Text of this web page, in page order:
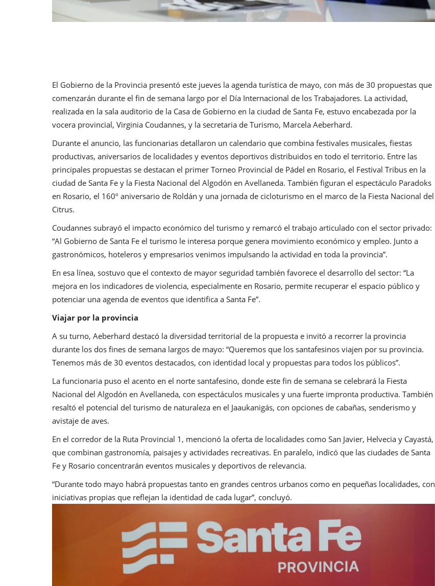
El Gobierno de la Provincia presentó este jueves la agenda turística de mayo, con más de 30 propuestas que
comenzarán durante el fin de semana largo por el Día Internacional de los Trabajadores. La actividad,
realizada en la sala auditorio de la Casa de Gobierno en la ciudad de Santa Fe, estuvo encabezada por la
vocera provincial, Virginia Coudannes, y la secretaria de Turismo, Marcela Aeberhard.
Durante el anuncio, las funcionarias detallaron un calendario que combina festivales musicales, fiestas
productivas, aniversarios de localidades y eventos deportivos distribuidos en todo el territorio. Entre las
principales propuestas se destacan el primer Torneo Provincial de Pádel en Rosario, el Festival Tribus en la
ciudad de Santa Fe y la Fiesta Nacional del Algodón en Avellaneda. También figuran el espectáculo Paradoks
en Rosario, el 160º aniversario de Roldán y una jornada de cicloturismo en el marco de la Fiesta Nacional del
Citrus.
Coudannes subrayó el impacto económico del turismo y remarcó el trabajo articulado con el sector privado:
“Al Gobierno de Santa Fe el turismo le interesa porque genera movimiento económico y empleo. Junto a
gastronómicos, hoteleros y empresarios venimos impulsando la actividad en toda la provincia”.
En esa línea, sostuvo que el contexto de mayor seguridad también favorece el desarrollo del sector: “La
mejora en los indicadores de violencia, especialmente en Rosario, permite recuperar el espacio público y
potenciar una agenda de eventos que identifica a Santa Fe”.
Viajar por la provincia
A su turno, Aeberhard destacó la diversidad territorial de la propuesta e invitó a recorrer la provincia
durante los dos fines de semana largos de mayo: “Queremos que los santafesinos viajen por su provincia.
Tenemos más de 30 eventos destacados, con identidad local y propuestas para todos los públicos”.
La funcionaria puso el acento en el norte santafesino, donde este fin de semana se celebrará la Fiesta
Nacional del Algodón en Avellaneda, con espectáculos musicales y una fuerte impronta productiva. También
resaltó el potencial del turismo de naturaleza en el Jaaukanigás, con opciones de cabañas, senderismo y
avistaje de aves.
En el corredor de la Ruta Provincial 1, mencionó la oferta de localidades como San Javier, Helvecia y Cayastá,
que combinan gastronomía, paisajes y actividades recreativas. En paralelo, indicó que las ciudades de Santa
Fe y Rosario concentrarán eventos musicales y deportivos de relevancia.
“Durante todo mayo habrá propuestas tanto en grandes centros urbanos como en pequeñas localidades, con
iniciativas propias que reflejan la identidad de cada lugar”, concluyó.